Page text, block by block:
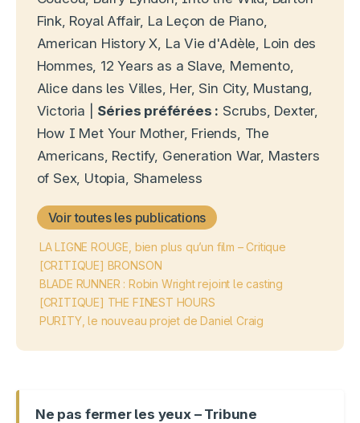
Fink, Royal Affair, La Leçon de Piano,
American History X, La Vie d'Adèle, Loin des
Hommes, 12 Years as a Slave, Memento,
Alice dans les Villes, Her, Sin City, Mustang,
Victoria | Séries préférées : Scrubs, Dexter,
How I Met Your Mother, Friends, The
Americans, Rectify, Generation War, Masters
of Sex, Utopia, Shameless
Voir toutes les publications
LA LIGNE ROUGE, bien plus qu’un film – Critique
[CRITIQUE] BRONSON
BLADE RUNNER : Robin Wright rejoint le casting
[CRITIQUE] THE FINEST HOURS
PURITY, le nouveau projet de Daniel Craig
Ne pas fermer les yeux – Tribune